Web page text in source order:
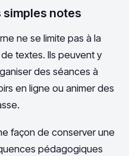
notes
ne se limite pas à la
textes. Ils peuvent y
des séances à
en ligne ou animer des
façon de conserver une
pédagogiques